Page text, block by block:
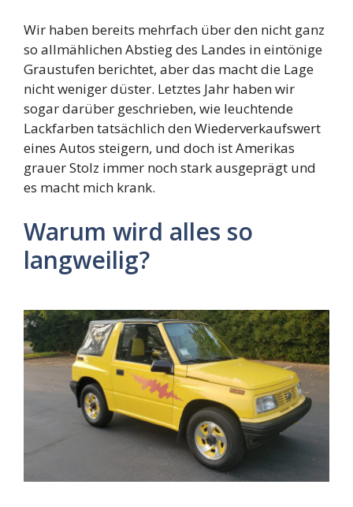
Wir haben bereits mehrfach über den nicht ganz
so allmählichen Abstieg des Landes in eintönige
Graustufen berichtet, aber das macht die Lage
nicht weniger düster. Letztes Jahr haben wir
sogar darüber geschrieben, wie leuchtende
Lackfarben tatsächlich den Wiederverkaufswert
eines Autos steigern, und doch ist Amerikas
grauer Stolz immer noch stark ausgeprägt und
es macht mich krank.
Warum wird alles so
langweilig?